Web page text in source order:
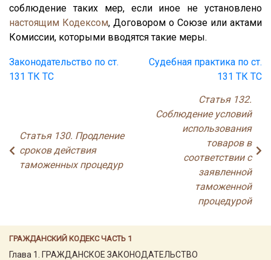
ГРАЖДАНСКИЙ КОДЕКС ЧАСТЬ 1
Глава 1. ГРАЖДАНСКОЕ ЗАКОНОДАТЕЛЬСТВО
соблюдение таких мер, если иное не установлено
настоящим Кодексом, Договором о Союзе или актами
Комиссии, которыми вводятся такие меры.
Законодательство по ст.
131 ТК ТС
Судебная практика по ст.
131 ТК ТС
Статья 130. Продление
сроков действия
таможенных процедур
Статья 132.
Соблюдение условий
использования
товаров в
соответствии с
заявленной
таможенной
процедурой